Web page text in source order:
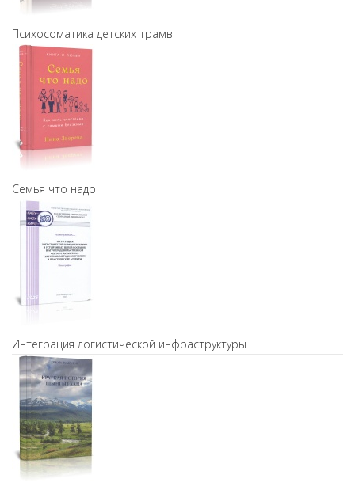
Психосоматика детских трамв
Семья что надо
Интеграция логистической инфраструктуры